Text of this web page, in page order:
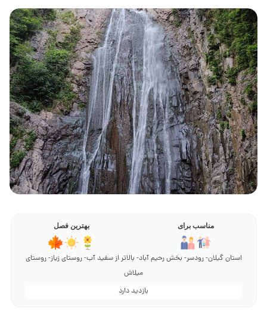
مناسب برای بهترین فصل
استان گیلان- رودسر- بخش رحیم آباد- بالاتر از سفید آب- روستای زیاز- روستای
میلاش
بازدید دارد